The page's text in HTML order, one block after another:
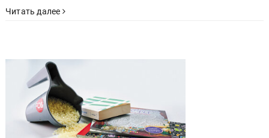
Читать далее